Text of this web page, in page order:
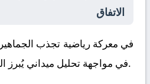
الاتفاق
في معركة رياضية تجذب
في مواجهة تحليل ميداني يُبرز الجمال التكتيكي للمواجهة.